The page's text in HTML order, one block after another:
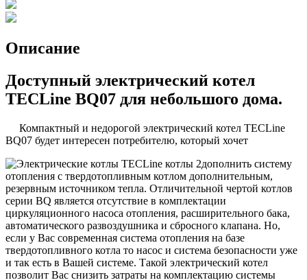
Описание
Доступный электрический котел
TECLine BQ07 для небольшого дома.
Компактный и недорогой электрический котел TECLine
BQ07 будет интересен потребителю, который хочет
дополнить систему
отопления с твердотопливным котлом дополнительным,
резервным источником тепла. Отличительной чертой котлов
серии BQ является отсутствие в комплектации
циркуляционного насоса отопления, расширительного бака,
автоматического развоздушника и сбросного клапана. Но,
если у Вас современная система отопления на базе
твердотопливного котла то насос и система безопасности уже
и так есть в Вашей системе. Такой электрический котел
позволит Вас снизить затраты на комплектацию системы